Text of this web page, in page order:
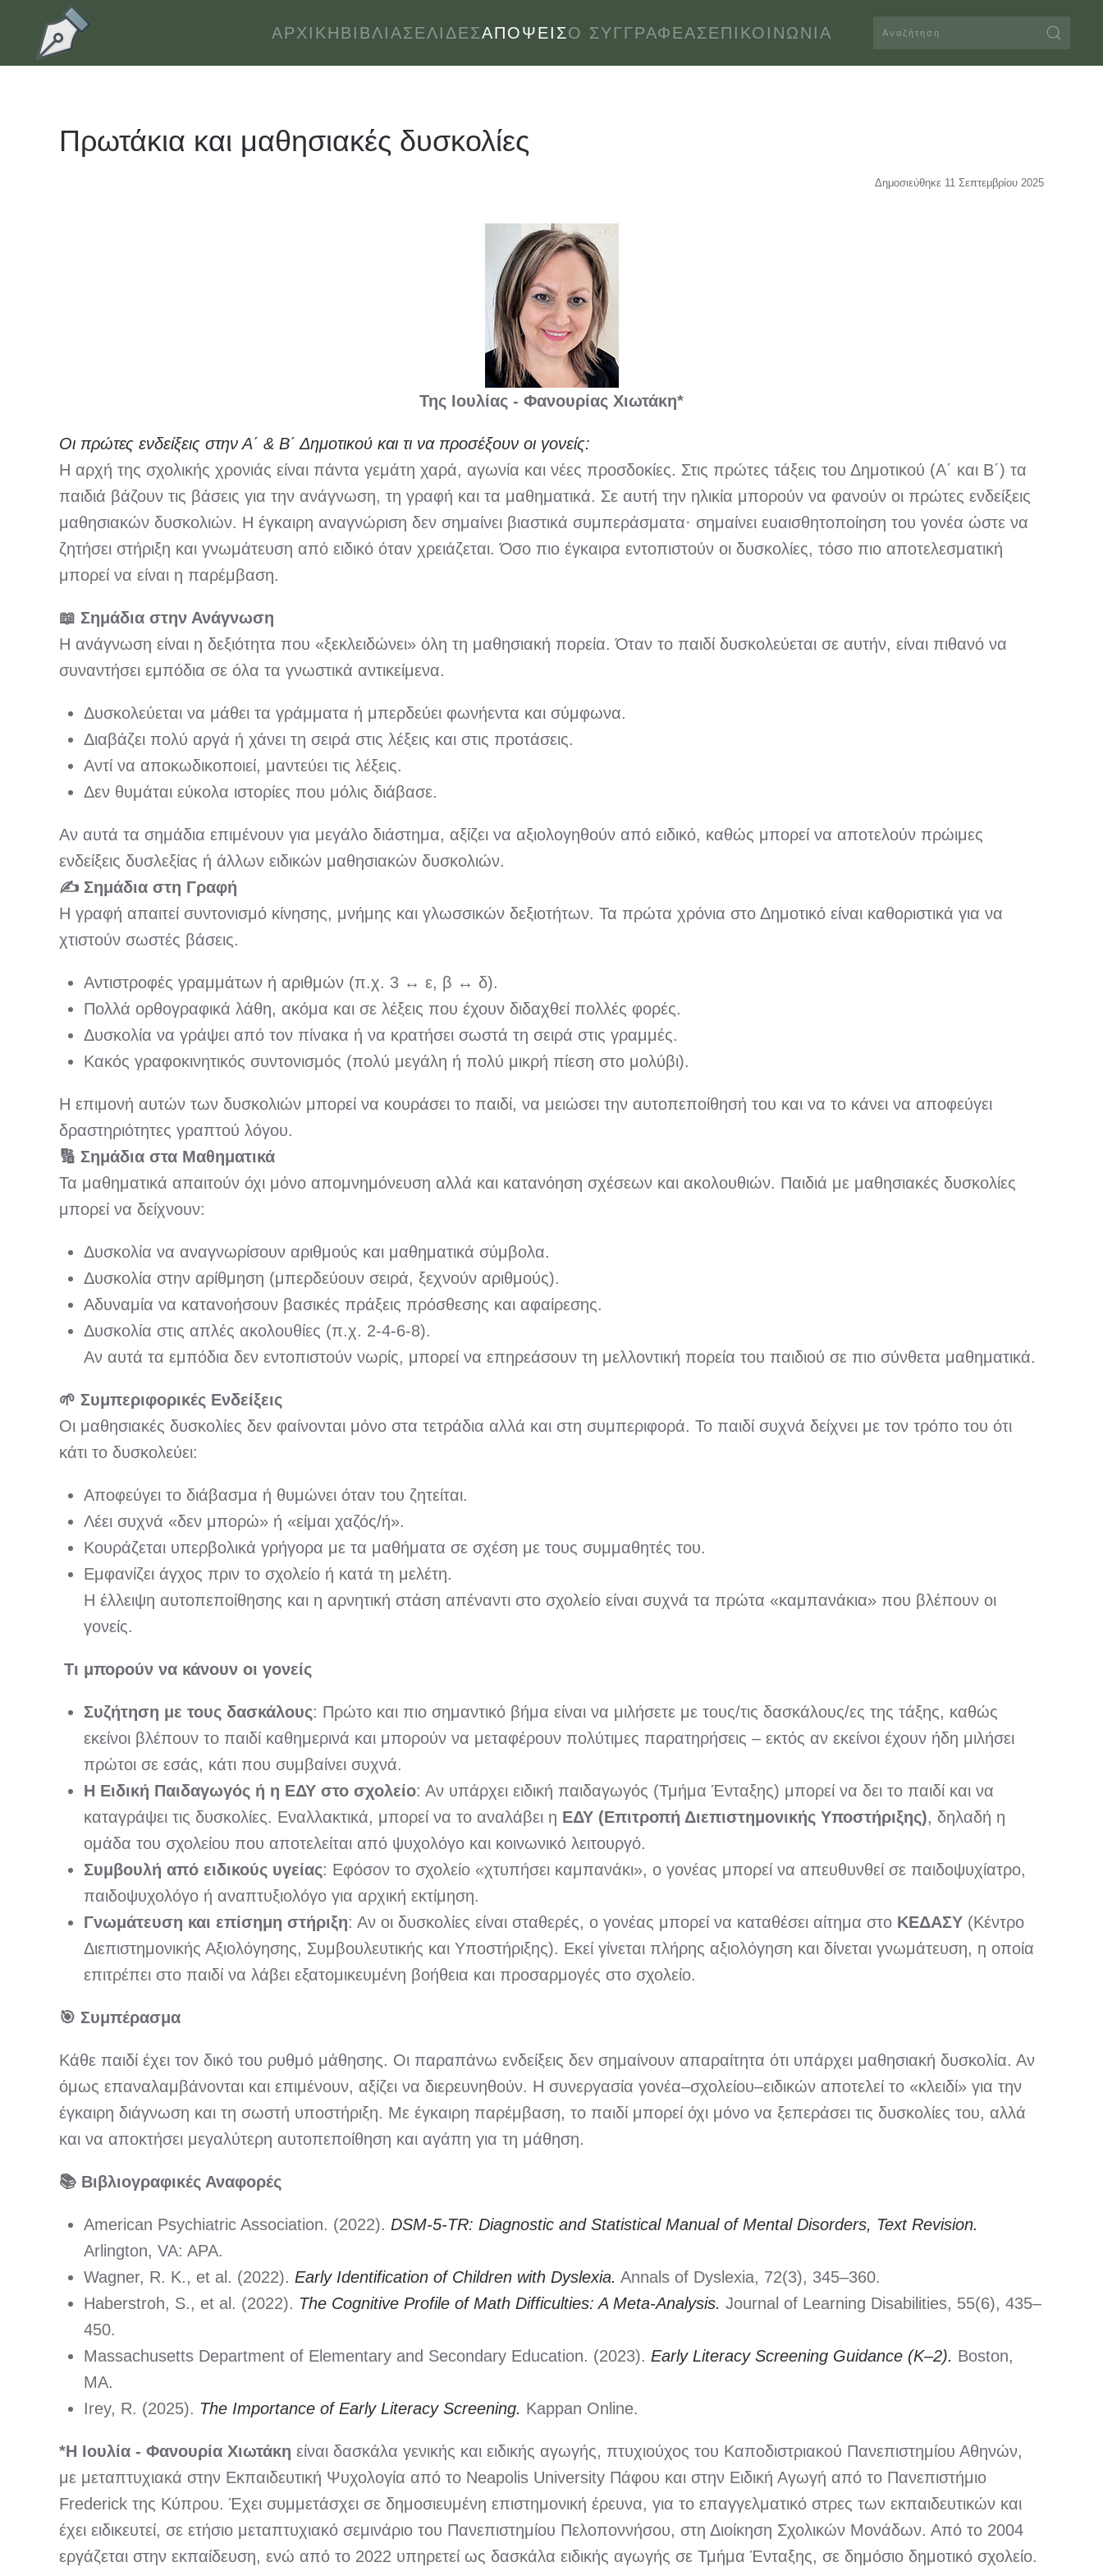
Skip to main content ΑΡΧΙΚΉΒΙΒΛΊΑΣΕΛΊΔΕΣΑΠΌΨΕΙΣΟ ΣΥΓΓΡΑΦΈΑΣΕΠΙΚΟΙΝΩΝΊΑ
Πρωτάκια και μαθησιακές δυσκολίες
Δημοσιεύθηκε 11 Σεπτεμβρίου 2025
Της Ιουλίας - Φανουρίας Χιωτάκη*
Οι πρώτες ενδείξεις στην Α΄ & Β΄ Δημοτικού και τι να προσέξουν οι γονείς:
Η αρχή της σχολικής χρονιάς είναι πάντα γεμάτη χαρά, αγωνία και νέες προσδοκίες. Στις πρώτες τάξεις του Δημοτικού (Α΄ και Β΄) τα
παιδιά βάζουν τις βάσεις για την ανάγνωση, τη γραφή και τα μαθηματικά. Σε αυτή την ηλικία μπορούν να φανούν οι πρώτες ενδείξεις
μαθησιακών δυσκολιών. Η έγκαιρη αναγνώριση δεν σημαίνει βιαστικά συμπεράσματα· σημαίνει ευαισθητοποίηση του γονέα ώστε να
ζητήσει στήριξη και γνωμάτευση από ειδικό όταν χρειάζεται. Όσο πιο έγκαιρα εντοπιστούν οι δυσκολίες, τόσο πιο αποτελεσματική
μπορεί να είναι η παρέμβαση.
📖 Σημάδια στην Ανάγνωση
Η ανάγνωση είναι η δεξιότητα που «ξεκλειδώνει» όλη τη μαθησιακή πορεία. Όταν το παιδί δυσκολεύεται σε αυτήν, είναι πιθανό να
συναντήσει εμπόδια σε όλα τα γνωστικά αντικείμενα.
Δυσκολεύεται να μάθει τα γράμματα ή μπερδεύει φωνήεντα και σύμφωνα.
Διαβάζει πολύ αργά ή χάνει τη σειρά στις λέξεις και στις προτάσεις.
Αντί να αποκωδικοποιεί, μαντεύει τις λέξεις.
Δεν θυμάται εύκολα ιστορίες που μόλις διάβασε.
Αν αυτά τα σημάδια επιμένουν για μεγάλο διάστημα, αξίζει να αξιολογηθούν από ειδικό, καθώς μπορεί να αποτελούν πρώιμες
ενδείξεις δυσλεξίας ή άλλων ειδικών μαθησιακών δυσκολιών.
✍️ Σημάδια στη Γραφή
Η γραφή απαιτεί συντονισμό κίνησης, μνήμης και γλωσσικών δεξιοτήτων. Τα πρώτα χρόνια στο Δημοτικό είναι καθοριστικά για να
χτιστούν σωστές βάσεις.
Αντιστροφές γραμμάτων ή αριθμών (π.χ. 3 ↔ ε, β ↔ δ).
Πολλά ορθογραφικά λάθη, ακόμα και σε λέξεις που έχουν διδαχθεί πολλές φορές.
Δυσκολία να γράψει από τον πίνακα ή να κρατήσει σωστά τη σειρά στις γραμμές.
Κακός γραφοκινητικός συντονισμός (πολύ μεγάλη ή πολύ μικρή πίεση στο μολύβι).
Η επιμονή αυτών των δυσκολιών μπορεί να κουράσει το παιδί, να μειώσει την αυτοπεποίθησή του και να το κάνει να αποφεύγει
δραστηριότητες γραπτού λόγου.
🔢 Σημάδια στα Μαθηματικά
Τα μαθηματικά απαιτούν όχι μόνο απομνημόνευση αλλά και κατανόηση σχέσεων και ακολουθιών. Παιδιά με μαθησιακές δυσκολίες
μπορεί να δείχνουν:
Δυσκολία να αναγνωρίσουν αριθμούς και μαθηματικά σύμβολα.
Δυσκολία στην αρίθμηση (μπερδεύουν σειρά, ξεχνούν αριθμούς).
Αδυναμία να κατανοήσουν βασικές πράξεις πρόσθεσης και αφαίρεσης.
Δυσκολία στις απλές ακολουθίες (π.χ. 2-4-6-8).
Αν αυτά τα εμπόδια δεν εντοπιστούν νωρίς, μπορεί να επηρεάσουν τη μελλοντική πορεία του παιδιού σε πιο σύνθετα μαθηματικά.
🌱 Συμπεριφορικές Ενδείξεις
Οι μαθησιακές δυσκολίες δεν φαίνονται μόνο στα τετράδια αλλά και στη συμπεριφορά. Το παιδί συχνά δείχνει με τον τρόπο του ότι
κάτι το δυσκολεύει:
Αποφεύγει το διάβασμα ή θυμώνει όταν του ζητείται.
Λέει συχνά «δεν μπορώ» ή «είμαι χαζός/ή».
Κουράζεται υπερβολικά γρήγορα με τα μαθήματα σε σχέση με τους συμμαθητές του.
Εμφανίζει άγχος πριν το σχολείο ή κατά τη μελέτη.
Η έλλειψη αυτοπεποίθησης και η αρνητική στάση απέναντι στο σχολείο είναι συχνά τα πρώτα «καμπανάκια» που βλέπουν οι
γονείς.
Τι μπορούν να κάνουν οι γονείς
Συζήτηση με τους δασκάλους: Πρώτο και πιο σημαντικό βήμα είναι να μιλήσετε με τους/τις δασκάλους/ες της τάξης, καθώς
εκείνοι βλέπουν το παιδί καθημερινά και μπορούν να μεταφέρουν πολύτιμες παρατηρήσεις – εκτός αν εκείνοι έχουν ήδη μιλήσει
πρώτοι σε εσάς, κάτι που συμβαίνει συχνά.
Η Ειδική Παιδαγωγός ή η ΕΔΥ στο σχολείο: Αν υπάρχει ειδική παιδαγωγός (Τμήμα Ένταξης) μπορεί να δει το παιδί και να
καταγράψει τις δυσκολίες. Εναλλακτικά, μπορεί να το αναλάβει η ΕΔΥ (Επιτροπή Διεπιστημονικής Υποστήριξης), δηλαδή η
ομάδα του σχολείου που αποτελείται από ψυχολόγο και κοινωνικό λειτουργό.
Συμβουλή από ειδικούς υγείας: Εφόσον το σχολείο «χτυπήσει καμπανάκι», ο γονέας μπορεί να απευθυνθεί σε παιδοψυχίατρο,
παιδοψυχολόγο ή αναπτυξιολόγο για αρχική εκτίμηση.
Γνωμάτευση και επίσημη στήριξη: Αν οι δυσκολίες είναι σταθερές, ο γονέας μπορεί να καταθέσει αίτημα στο ΚΕΔΑΣΥ (Κέντρο
Διεπιστημονικής Αξιολόγησης, Συμβουλευτικής και Υποστήριξης). Εκεί γίνεται πλήρης αξιολόγηση και δίνεται γνωμάτευση, η οποία
επιτρέπει στο παιδί να λάβει εξατομικευμένη βοήθεια και προσαρμογές στο σχολείο.
🎯 Συμπέρασμα
Κάθε παιδί έχει τον δικό του ρυθμό μάθησης. Οι παραπάνω ενδείξεις δεν σημαίνουν απαραίτητα ότι υπάρχει μαθησιακή δυσκολία. Αν
όμως επαναλαμβάνονται και επιμένουν, αξίζει να διερευνηθούν. Η συνεργασία γονέα–σχολείου–ειδικών αποτελεί το «κλειδί» για την
έγκαιρη διάγνωση και τη σωστή υποστήριξη. Με έγκαιρη παρέμβαση, το παιδί μπορεί όχι μόνο να ξεπεράσει τις δυσκολίες του, αλλά
και να αποκτήσει μεγαλύτερη αυτοπεποίθηση και αγάπη για τη μάθηση.
📚 Βιβλιογραφικές Αναφορές
American Psychiatric Association. (2022). DSM-5-TR: Diagnostic and Statistical Manual of Mental Disorders, Text Revision.
Arlington, VA: APA.
Wagner, R. K., et al. (2022). Early Identification of Children with Dyslexia. Annals of Dyslexia, 72(3), 345–360.
Haberstroh, S., et al. (2022). The Cognitive Profile of Math Difficulties: A Meta-Analysis. Journal of Learning Disabilities, 55(6), 435–
450.
Massachusetts Department of Elementary and Secondary Education. (2023). Early Literacy Screening Guidance (K–2). Boston,
MA.
Irey, R. (2025). The Importance of Early Literacy Screening. Kappan Online.
*Η Ιουλία - Φανουρία Χιωτάκη είναι δασκάλα γενικής και ειδικής αγωγής, πτυχιούχος του Καποδιστριακού Πανεπιστημίου Αθηνών,
με μεταπτυχιακά στην Εκπαιδευτική Ψυχολογία από το Neapolis University Πάφου και στην Ειδική Αγωγή από το Πανεπιστήμιο
Frederick της Κύπρου. Έχει συμμετάσχει σε δημοσιευμένη επιστημονική έρευνα, για το επαγγελματικό στρες των εκπαιδευτικών και
έχει ειδικευτεί, σε ετήσιο μεταπτυχιακό σεμινάριο του Πανεπιστημίου Πελοποννήσου, στη Διοίκηση Σχολικών Μονάδων. Από το 2004
εργάζεται στην εκπαίδευση, ενώ από το 2022 υπηρετεί ως δασκάλα ειδικής αγωγής σε Τμήμα Ένταξης, σε δημόσιο δημοτικό σχολείο.